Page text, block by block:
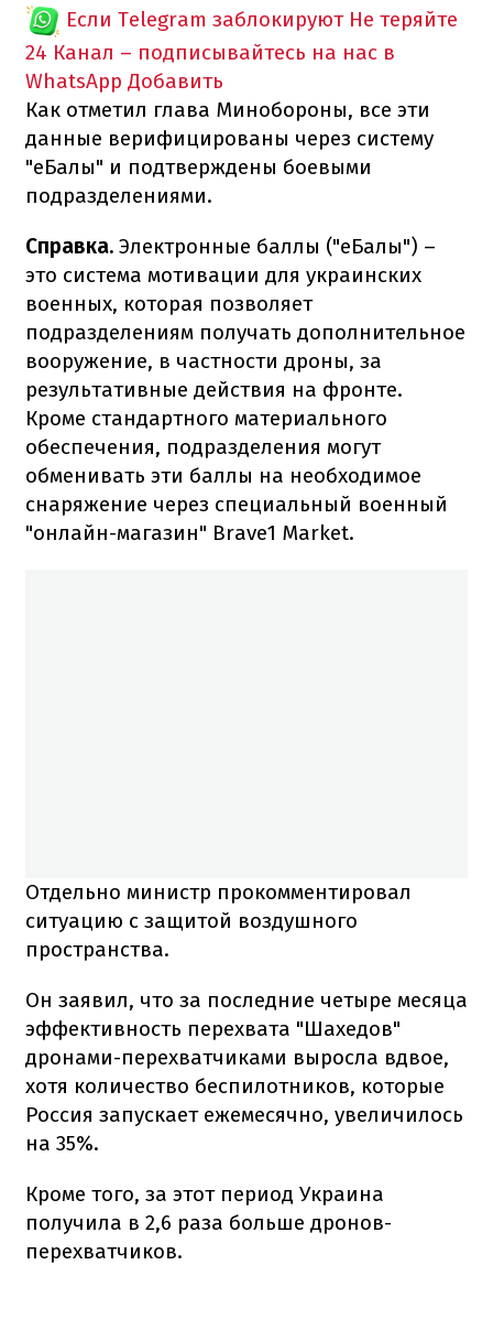
Если Telegram заблокируют Не теряйте
24 Канал – подписывайтесь на нас в
WhatsApp Добавить
Как отметил глава Минобороны, все эти
данные верифицированы через систему
"еБалы" и подтверждены боевыми
подразделениями.
Справка. Электронные баллы ("еБалы") –
это система мотивации для украинских
военных, которая позволяет
подразделениям получать дополнительное
вооружение, в частности дроны, за
результативные действия на фронте.
Кроме стандартного материального
обеспечения, подразделения могут
обменивать эти баллы на необходимое
снаряжение через специальный военный
"онлайн-магазин" Brave1 Market.
Отдельно министр прокомментировал
ситуацию с защитой воздушного
пространства.
Он заявил, что за последние четыре месяца
эффективность перехвата "Шахедов"
дронами-перехватчиками выросла вдвое,
хотя количество беспилотников, которые
Россия запускает ежемесячно, увеличилось
на 35%.
Кроме того, за этот период Украина
получила в 2,6 раза больше дронов-
перехватчиков.